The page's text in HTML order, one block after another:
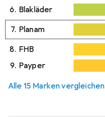
6. Blakläder
7. Planam
8. FHB
9. Payper
Alle 15 Marken vergleichen